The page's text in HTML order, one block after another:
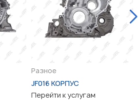
Разное
JF016 КОРПУС
Перейти к услугам